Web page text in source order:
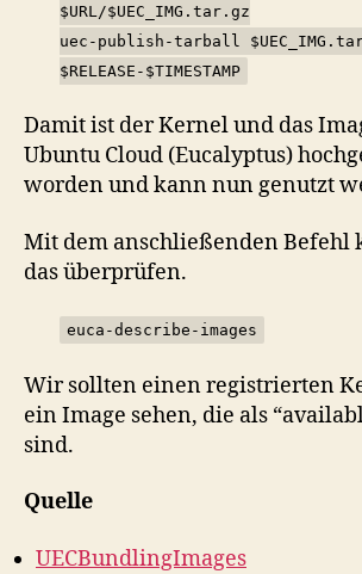
$URL/$UEC_IMG.tar.gz
uec-publish-tarball
$RELEASE-$TIMESTAMP
Damit ist der Kernel und das
Ubuntu Cloud (Eucalyptus)
worden und kann nun genutzt
Mit dem anschließenden Befehl
das überprüfen.
euca-describe-images
Wir sollten einen registrierten
ein Image sehen, die als
sind.
Quelle
UECBundlingImages